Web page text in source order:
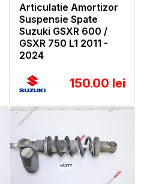
Articulatie Amortizor
Suspensie Spate
Suzuki GSXR 600 /
GSXR 750 L1 2011 -
2024
150.00 lei